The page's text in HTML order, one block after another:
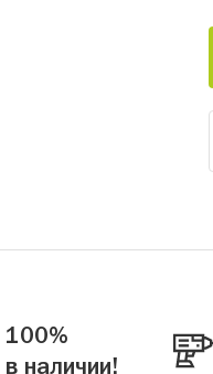
100%
в наличии!